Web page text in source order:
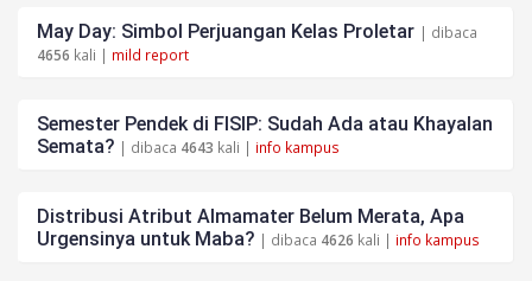
May Day: Simbol Perjuangan Kelas Proletar | dibaca
4656 kali | mild report
Semester Pendek di FISIP: Sudah Ada atau Khayalan
Semata? | dibaca 4643 kali | info kampus
Distribusi Atribut Almamater Belum Merata, Apa
Urgensinya untuk Maba? | dibaca 4626 kali | info kampus